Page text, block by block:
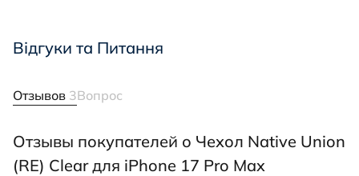
Відгуки та Питання
Отзывов 3Вопрос
Отзывы покупателей о Чехол Native Union
(RE) Clear для iPhone 17 Pro Max